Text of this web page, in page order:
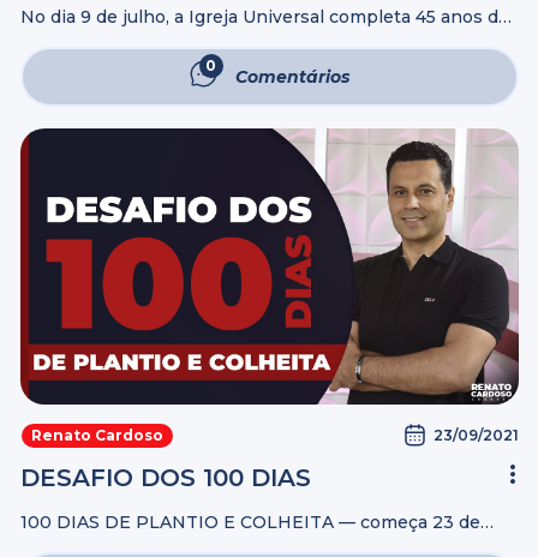
No dia 9 de julho, a Igreja Universal completa 45 anos de
clima, fronteiras e todos os demais obstáculos que
surgiram pelo caminho, ...
0 Comentários
Renato Cardoso 23/09/2021
DESAFIO DOS 100 DIAS
100 DIAS DE PLANTIO E COLHEITA — começa 23 de